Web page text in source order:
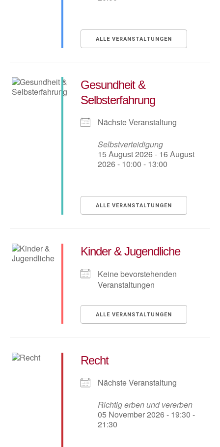
ALLE VERANSTALTUNGEN
Gesundheit &
Selbsterfahrung
Nächste Veranstaltung
Selbstverteidigung
15 August 2026 - 16 August
2026 - 10:00 - 13:00
ALLE VERANSTALTUNGEN
Kinder & Jugendliche
Keine bevorstehenden
Veranstaltungen
ALLE VERANSTALTUNGEN
Recht
Nächste Veranstaltung
Richtig erben und vererben
05 November 2026 - 19:30 -
21:30